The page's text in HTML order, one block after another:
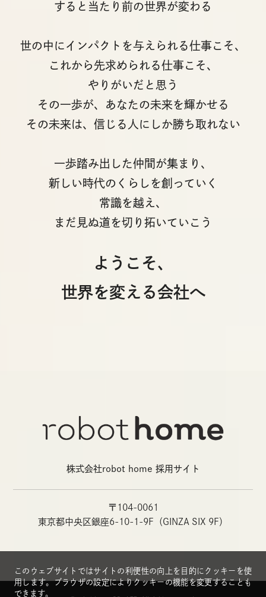
すると当たり前の世界が変わる
世の中にインパクトを与えられる仕事こそ、
これから先求められる仕事こそ、
やりがいだと思う
その一歩が、あなたの未来を輝かせる
その未来は、信じる人にしか勝ち取れない
一歩踏み出した仲間が集まり、
新しい時代のくらしを創っていく
常識を越え、
まだ見ぬ道を切り拓いていこう
ようこそ、
世界を変える会社へ
株式会社robot home 採用サイト
〒104-0061
東京都中央区銀座6-10-1-9F（GINZA SIX 9F）
このウェブサイトではサイトの利便性の向上を目的にクッキーを使
用します。ブラウザの設定によりクッキーの機能を変更することも
できます。